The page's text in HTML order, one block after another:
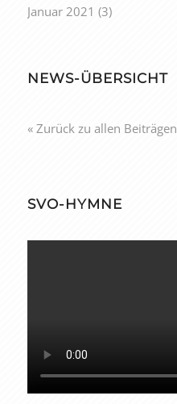
Januar 2021 (3)
NEWS-ÜBERSICHT
« Zurück zu allen Beiträgen
SVO-HYMNE